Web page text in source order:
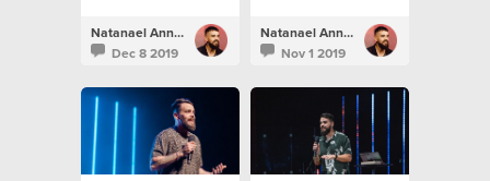
Natanael Annacondia
Dec 8 2019
Natanael Annacondia
Nov 1 2019